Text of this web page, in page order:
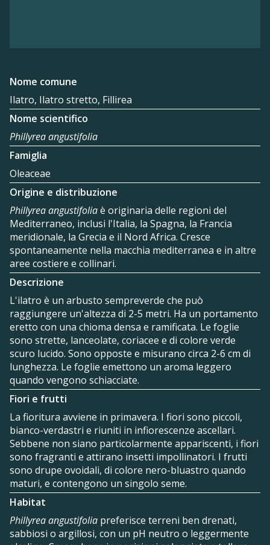
Nome comune
Ilatro, Ilatro stretto, Fillirea
Nome scientifico
Phillyrea angustifolia
Famiglia
Oleaceae
Origine e distribuzione
Phillyrea angustifoliaè originaria delle regioni del
Mediterraneo, inclusi l'Italia, la Spagna, la Francia
meridionale, la Grecia e il Nord Africa. Cresce
spontaneamente nella macchia mediterranea e in altre
aree costiere e collinari.
Descrizione
L'ilatro è un arbusto sempreverde che può
raggiungere un'altezza di 2-5 metri. Ha un portamento
eretto con una chioma densa e ramificata. Le foglie
sono strette, lanceolate, coriacee e di colore verde
scuro lucido. Sono opposte e misurano circa 2-6 cm di
lunghezza. Le foglie emettono un aroma leggero
quando vengono schiacciate.
Fiori e frutti
La fioritura avviene in primavera. I fiori sono piccoli,
bianco-verdastri e riuniti in infiorescenze ascellari.
Sebbene non siano particolarmente appariscenti, i fiori
sono fragranti e attirano insetti impollinatori. I frutti
sono drupe ovoidali, di colore nero-bluastro quando
maturi, e contengono un singolo seme.
Habitat
Phillyrea angustifolia preferisce terreni ben drenati,
sabbiosi o argillosi, con un pH neutro o leggermente